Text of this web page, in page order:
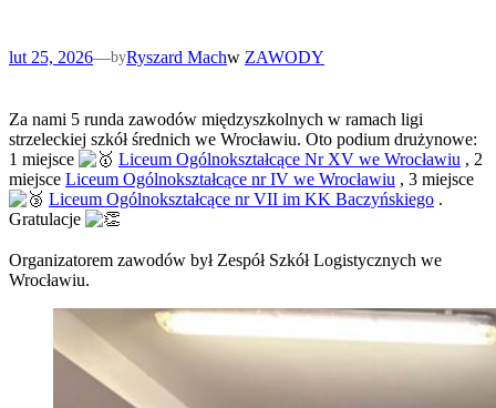
lut 25, 2026—byRyszard Machw ZAWODY
Za nami 5 runda zawodów międzyszkolnych w ramach ligi
strzeleckiej szkół średnich we Wrocławiu. Oto podium drużynowe:
1 miejsce
Liceum Ogólnokształcące Nr XV we Wrocławiu , 2
miejsce Liceum Ogólnokształcące nr IV we Wrocławiu , 3 miejsce
Liceum Ogólnokształcące nr VII im KK Baczyńskiego .
Gratulacje
Organizatorem zawodów był Zespół Szkół Logistycznych we
Wrocławiu.